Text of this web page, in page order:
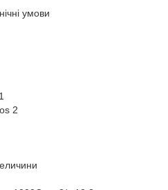
умови
2